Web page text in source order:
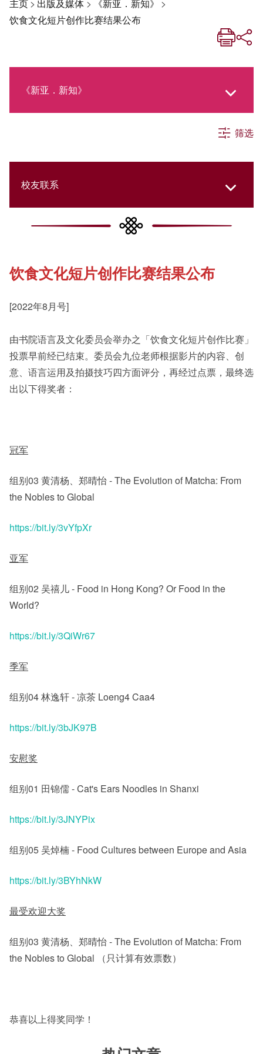
主页> 出版及媒体 > 《新亚．新知》 >
饮食文化短片创作比赛结果公布
《新亚．新知》
社交媒体专栏
《新亚简讯》
《新亚书院概览》
新亚影集
筛选
校友联系
College Updates
Cultural Topics
Staff Engagement
饮食文化短片创作比赛结果公布
[2022年8月号]
由书院语言及文化委员会举办之「饮食文化短片创作比赛」
投票早前经已结束。委员会九位老师根据影片的内容、创
意、语言运用及拍摄技巧四方面评分，再经过点票，最终选
出以下得奖者：
冠军
组别03 黄清杨、郑晴怡 - The Evolution of Matcha: From
the Nobles to Global
https://bit.ly/3vYfpXr
亚军
组别02 吴禧儿 - Food in Hong Kong? Or Food in the
World?
https://bit.ly/3QiWr67
季军
组别04 林逸轩 - 凉茶 Loeng4 Caa4
https://bit.ly/3bJK97B
安慰奖
组别01 田锦儒 - Cat's Ears Noodles in Shanxi
https://bit.ly/3JNYPix
组别05 吴焯楠 - Food Cultures between Europe and Asia
https://bit.ly/3BYhNkW
最受欢迎大奖
组别03 黄清杨、郑晴怡 - The Evolution of Matcha: From
the Nobles to Global （只计算有效票数）
恭喜以上得奖同学！